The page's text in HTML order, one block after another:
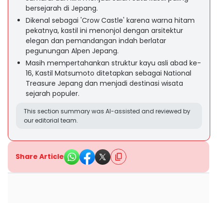
bersejarah di Jepang.
Dikenal sebagai 'Crow Castle' karena warna hitam
pekatnya, kastil ini menonjol dengan arsitektur
elegan dan pemandangan indah berlatar
pegunungan Alpen Jepang.
Masih mempertahankan struktur kayu asli abad ke-
16, Kastil Matsumoto ditetapkan sebagai National
Treasure Jepang dan menjadi destinasi wisata
sejarah populer.
This section summary was AI-assisted and reviewed by
our editorial team.
Share Article